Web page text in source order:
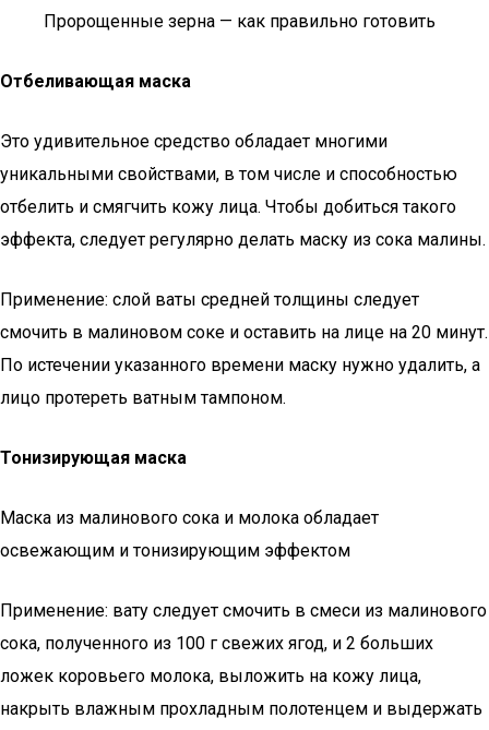
Пророщенные зерна — как правильно готовить
Отбеливающая маска
Это удивительное средство обладает многими
уникальными свойствами, в том числе и способностью
отбелить и смягчить кожу лица. Чтобы добиться такого
эффекта, следует регулярно делать маску из сока малины.
Применение: слой ваты средней толщины следует
смочить в малиновом соке и оставить на лице на 20 минут.
По истечении указанного времени маску нужно удалить, а
лицо протереть ватным тампоном.
Тонизирующая маска
Маска из малинового сока и молока обладает
освежающим и тонизирующим эффектом
Применение: вату следует смочить в смеси из малинового
сока, полученного из 100 г свежих ягод, и 2 больших
ложек коровьего молока, выложить на кожу лица,
накрыть влажным прохладным полотенцем и выдержать